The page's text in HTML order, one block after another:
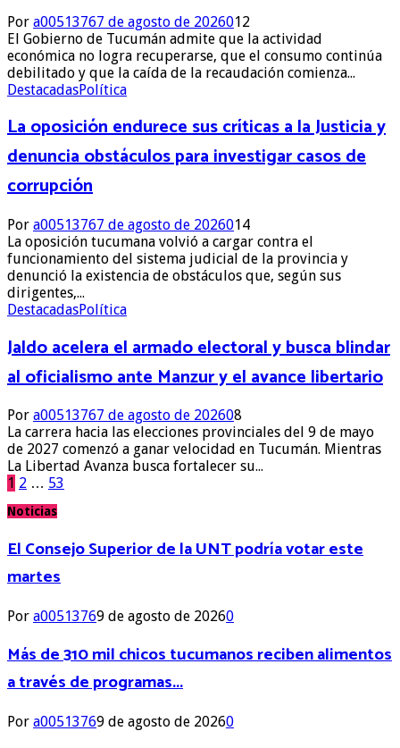
Por a00513767 de agosto de 2026012
El Gobierno de Tucumán admite que la actividad
económica no logra recuperarse, que el consumo continúa
debilitado y que la caída de la recaudación comienza...
DestacadasPolítica
La oposición endurece sus críticas a la Justicia y
denuncia obstáculos para investigar casos de
corrupción
Por a00513767 de agosto de 2026014
La oposición tucumana volvió a cargar contra el
funcionamiento del sistema judicial de la provincia y
denunció la existencia de obstáculos que, según sus
dirigentes,...
DestacadasPolítica
Jaldo acelera el armado electoral y busca blindar
al oficialismo ante Manzur y el avance libertario
Por a00513767 de agosto de 202608
La carrera hacia las elecciones provinciales del 9 de mayo
de 2027 comenzó a ganar velocidad en Tucumán. Mientras
La Libertad Avanza busca fortalecer su...
Paginación
de
entradas
1 2 … 53
Noticias
El Consejo Superior de la UNT podría votar este
martes
Por a00513769 de agosto de 20260
Más de 310 mil chicos tucumanos reciben alimentos
a través de programas...
Por a00513769 de agosto de 20260